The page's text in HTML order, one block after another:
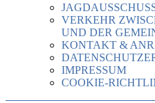
VERKEHR
UND DER
KONTAKT &
IMPRESSUM
COOKIE-